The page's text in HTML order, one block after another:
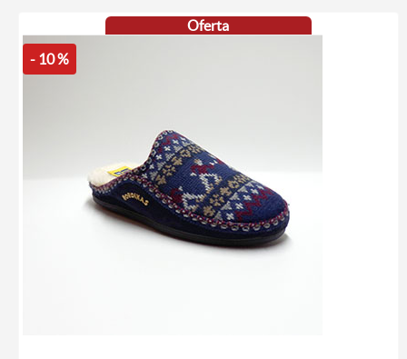
Oferta
- 10 %